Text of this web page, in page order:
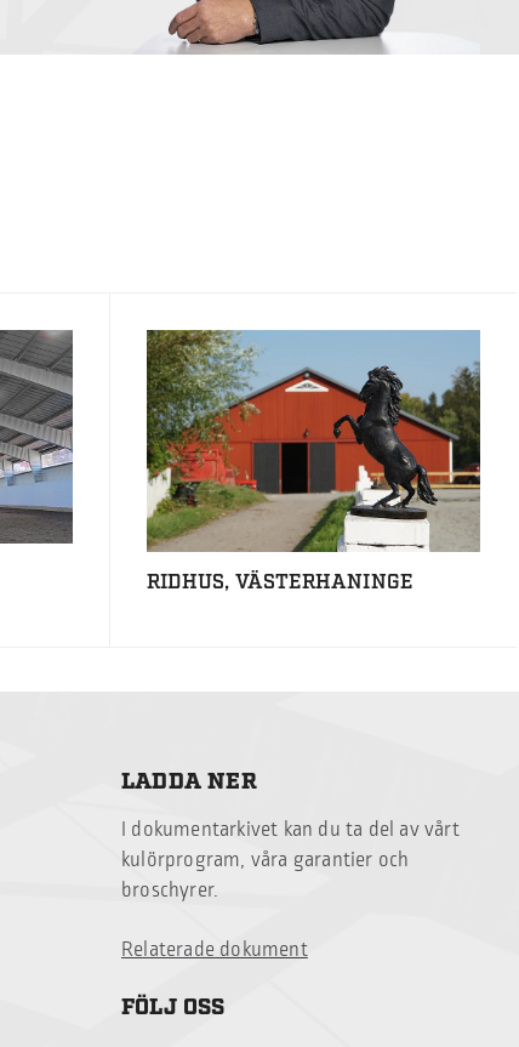
RIDHUS, VÄSTERHANINGE
LADDA NER
I dokumentarkivet kan du ta del av vårt
kulörprogram, våra garantier och
broschyrer.
Relaterade dokument
FÖLJ OSS